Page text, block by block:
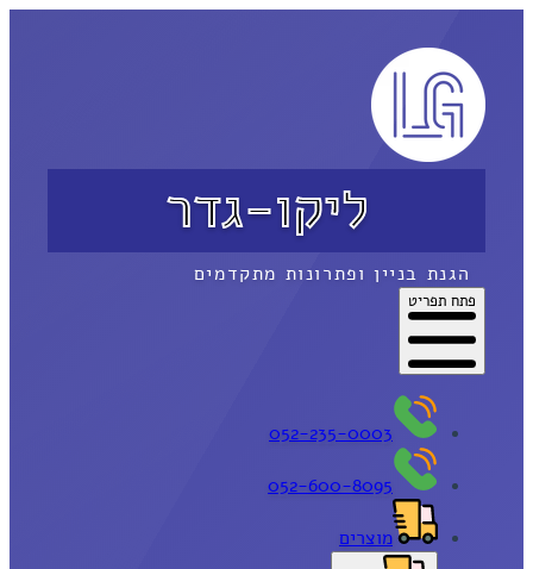
ליקו-גדר
הגנת בניין ופתרונות מתקדמים
פתח תפריט
052-235-0003
052-600-8095
מוצרים